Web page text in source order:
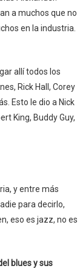
a muchos que no
en la industria.
allí todos los
Rick Hall, Corey
Esto le dio a Nick
King, Buddy Guy,
y entre más
para decirlo,
eso es jazz, no es
blues y sus